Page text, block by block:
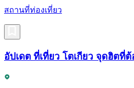
สถานที่ท่องเที่ยว
อัปเดต ที่เที่ยว โตเกียว จุดฮิตที่